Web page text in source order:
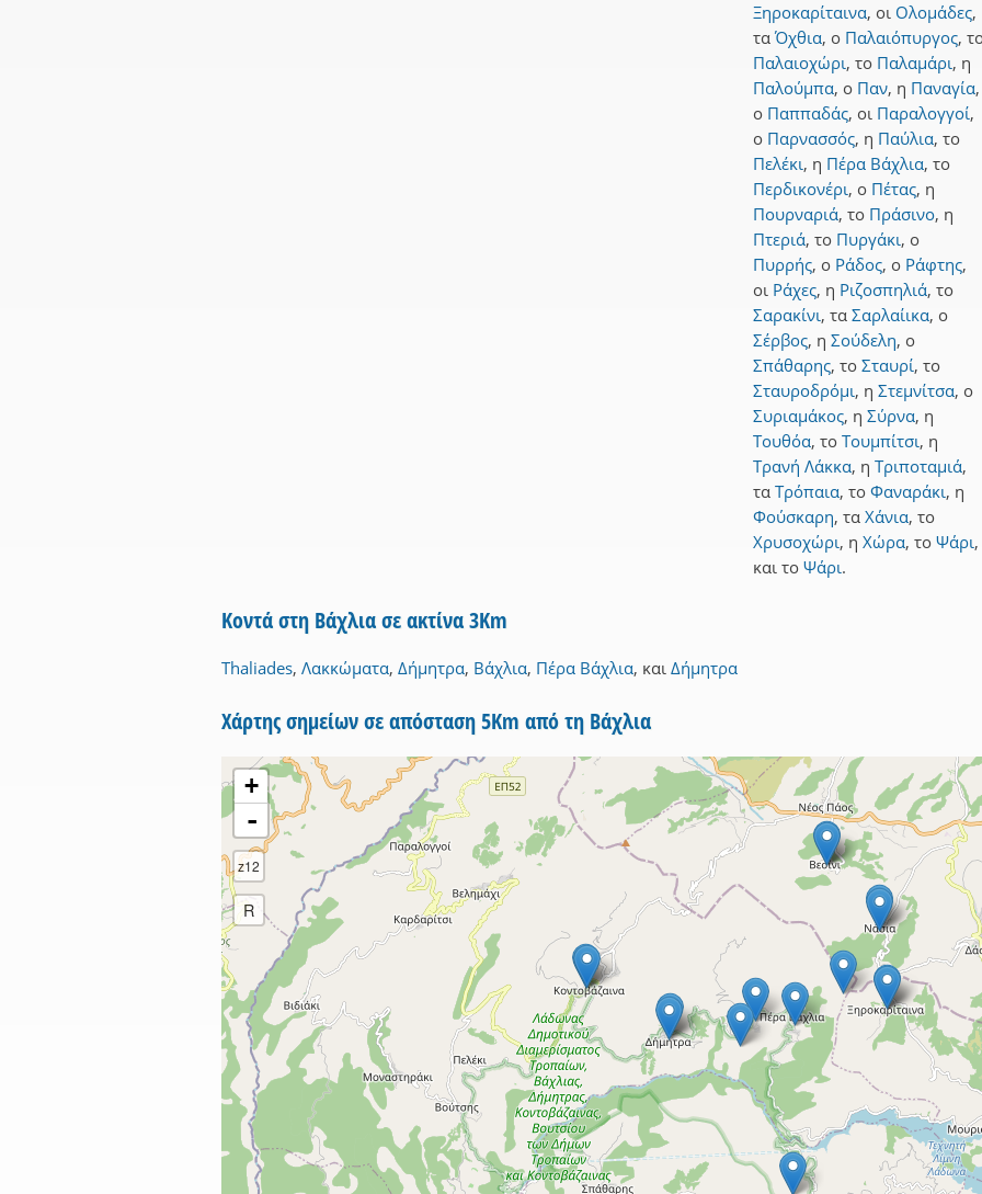
Ξηροκαρίταινα, οι Ολομάδες,
τα Όχθια, ο Παλαιόπυργος,
Παλαιοχώρι, το Παλαμάρι, η
Παλούμπα, ο Παν, η Παναγία,
ο Παππαδάς, οι Παραλογγοί,
ο Παρνασσός, η Παύλια, το
Πελέκι, η Πέρα Βάχλια, το
Περδικονέρι, ο Πέτας, η
Πουρναριά, το Πράσινο, η
Πτεριά, το Πυργάκι, ο
Πυρρής, ο Ράδος, ο Ράφτης,
οι Ράχες, η Ριζοσπηλιά, το
Σαρακίνι, τα Σαρλαίικα, ο
Σέρβος, η Σούδελη, ο
Σπάθαρης, το Σταυρί, το
Σταυροδρόμι, η Στεμνίτσα, ο
Συριαμάκος, η Σύρνα, η
Τουθόα, το Τουμπίτσι, η
Τρανή Λάκκα, η Τριποταμιά,
τα Τρόπαια, το Φαναράκι, η
Φούσκαρη, τα Χάνια, το
Χρυσοχώρι, η Χώρα, το Ψάρι,
και το Ψάρι.
Κοντά στη Βάχλια σε ακτίνα 3Km
Thaliades, Λακκώματα, Δήμητρα, Βάχλια, Πέρα Βάχλια, και Δήμητρα
Χάρτης σημείων σε απόσταση 5Km από τη Βάχλια
+
-
z12
R